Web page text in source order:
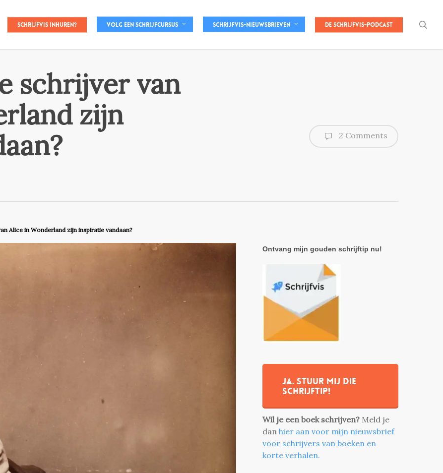
Schrijfvis inhuren? Volg een schrijfcursus Schrijfvis-nieuwsbrieven De Schrijfvis-podcast
schrijver van
zijn
2 Comments
Alice in Wonderland zijn inspiratie vandaan?
Ontvang mijn gouden schrijftip nu!
Ja. stuur mij die
schrijftip!
Wil je een boek schrijven? Meld je
danhier aan voor mijn nieuwsbrief
voor schrijvers van boeken en
korte verhalen.